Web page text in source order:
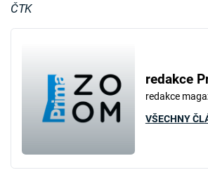
ČTK
redakce
redakce
VŠECHNY